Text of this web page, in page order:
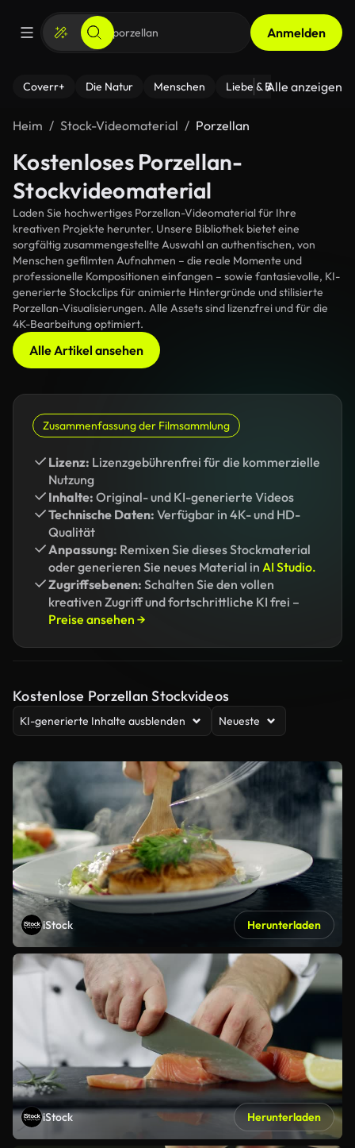
Anmelden
Coverr+ Die Natur Menschen Liebe & Beziehungen
Alle anzeigen
Heim Stock-Videomaterial Porzellan
Kostenloses Porzellan-
Stockvideomaterial
Laden Sie hochwertiges Porzellan-Videomaterial für Ihre
kreativen Projekte herunter. Unsere Bibliothek bietet eine
sorgfältig zusammengestellte Auswahl an authentischen, von
Menschen gefilmten Aufnahmen – die reale Momente und
professionelle Kompositionen einfangen – sowie fantasievolle, KI-
generierte Stockclips für animierte Hintergründe und stilisierte
Porzellan-Visualisierungen. Alle Assets sind lizenzfrei und für die
4K-Bearbeitung optimiert.
Alle Artikel ansehen
Zusammenfassung der Filmsammlung
Lizenz: Lizenzgebührenfrei für die kommerzielle
Nutzung
Inhalte: Original- und KI-generierte Videos
Technische Daten: Verfügbar in 4K- und HD-
Qualität
Anpassung: Remixen Sie dieses Stockmaterial
oder generieren Sie neues Material in AI Studio.
Zugriffsebenen: Schalten Sie den vollen
kreativen Zugriff und fortschrittliche KI frei –
Preise ansehen →
Kostenlose Porzellan Stockvideos
KI-generierte Inhalte ausblenden Neueste
iStock Herunterladen
iStock Herunterladen